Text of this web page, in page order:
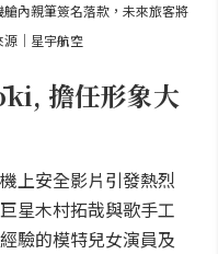
內親筆簽名落款，未來旅客將
｜星宇航空
擔任形象大
上安全影片引發熱烈
星木村拓哉與歌手工
驗的模特兒女演員及